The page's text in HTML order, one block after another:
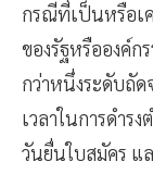
กรณีที่เป็นหรือเ
ของรัฐหรือองค์ก
กว่าหนึ่งระดับถัด
เวลาในการดำร
วันยื่นใบสมัคร แ